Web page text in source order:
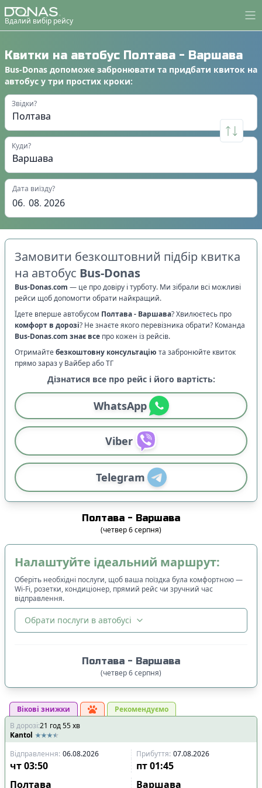
Вдалий вибір рейсу
Квитки на автобус Полтава - Варшава
Bus-Donas допоможе забронювати та придбати квиток на
автобус у три простих кроки:
Звідки?
Куди?
Дата виїзду?
06. 08. 2026
Замовити безкоштовний підбір квитка
на автобус Bus-Donas
Bus-Donas.com — це про довіру і турботу. Ми зібрали всі можливі
рейси щоб допомогти обрати найкращий.
Їдете вперше автобусом Полтава- Варшава? Хвилюєтесь про
комфорт в дорозі? Не знаєте якого перевізника обрати? Команда
Bus-Donas.com знає все про кожен із рейсів.
Отримайтебезкоштовну консультацію та забронюйте квиток
прямо зараз у Вайбер або ТГ
Дізнатися все про рейс і його вартість:
WhatsApp
Viber
Telegram
Полтава - Варшава
(четвер6серпня)
Налаштуйте ідеальний маршрут:
Оберіть необхідні послуги, щоб ваша поїздка була комфортною —
Wi-Fi, розетки, кондиціонер, прямий рейс чи зручний час
відправлення.
Обрати послуги в автобусі
Спочатку дешевші
Час відправлення
Спочатку ранні
Спочатку вечірні
Час прибуття
Спочатку ранні
Полтава - Варшава
(четвер6серпня)
Вікові знижки
Рекомендуємо
В дорозі:21 год55хв
Kantol
Відправлення: 06.08.2026 Прибуття: 07.08.2026
чт03:50 пт 01:45
Полтава
Варшава